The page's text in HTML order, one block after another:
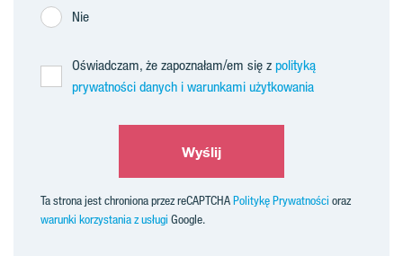
Nie
Oświadczam, że zapoznałam/em się z polityką
prywatności danych i warunkami użytkowania
Wyślij
Ta strona jest chroniona przez reCAPTCHAPolitykę Prywatności oraz
warunki korzystania z usługi Google.